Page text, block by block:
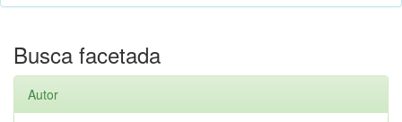
Busca facetada
Autor